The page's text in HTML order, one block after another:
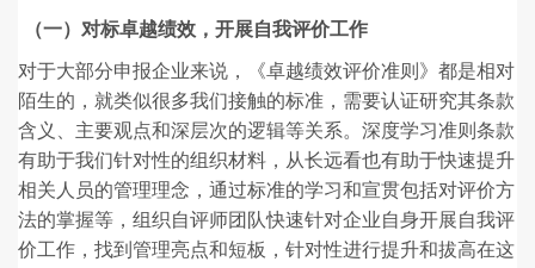
（一）对标卓越绩效，开展自我评价工作
对于大部分申报企业来说，《卓越绩效评价准则》都是相对
陌生的，就类似很多我们接触的标准，需要认证研究其条款
含义、主要观点和深层次的逻辑等关系。深度学习准则条款
有助于我们针对性的组织材料，从长远看也有助于快速提升
相关人员的管理理念，通过标准的学习和宣贯包括对评价方
法的掌握等，组织自评师团队快速针对企业自身开展自我评
价工作，找到管理亮点和短板，针对性进行提升和拔高在这